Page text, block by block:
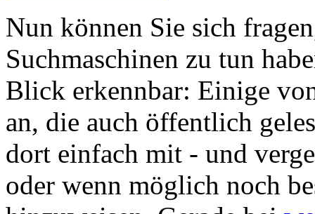
Nun können Sie sich
Suchmaschinen zu tun
Blick erkennbar: Einige
an, die auch öffentlich
dort einfach mit - und
oder wenn möglich noch